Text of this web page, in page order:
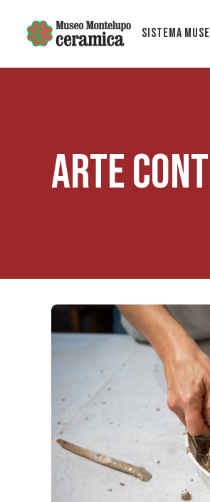
Sistema
ARTE